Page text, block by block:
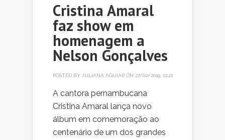
Cristina Amaral
faz show em
homenagem a
Nelson Gonçalves
POSTED BY JULIANA AGUIAR ON 27/02/2019, 12:21
A cantora pernambucana
Cristina Amaral lança novo
álbum em comemoração ao
centenário de um dos grandes